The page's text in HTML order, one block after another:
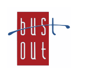
Inhalt
springen
(Enter
drücken)